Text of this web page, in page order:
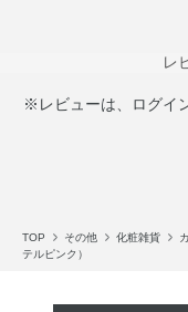
ださい。
レ
※レビューは、ログイ
TOP その他 化粧雑貨
テルピンク）